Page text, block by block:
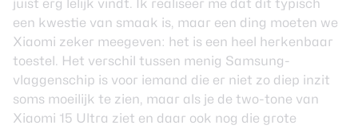
juist erg lelijk vindt. Ik realiseer me dat dit typisch
een kwestie van smaak is, maar een ding moeten we
Xiaomi zeker meegeven: het is een heel herkenbaar
toestel. Het verschil tussen menig Samsung-
vlaggenschip is voor iemand die er niet zo diep inzit
soms moeilijk te zien, maar als je de two-tone van
Xiaomi 15 Ultra ziet en daar ook nog die grote